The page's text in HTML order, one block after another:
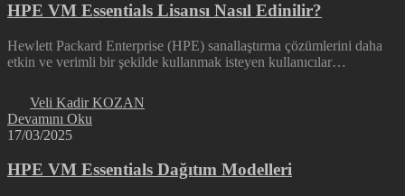
HPE VM Essentials Lisansı Nasıl Edinilir?
Hewlett Packard Enterprise (HPE) sanallaştırma çözümlerini daha
etkin ve verimli bir şekilde kullanmak isteyen kullanıcılar…
Veli Kadir KOZAN
Devamını Oku
17/03/2025
HPE VM Essentials Dağıtım Modelleri